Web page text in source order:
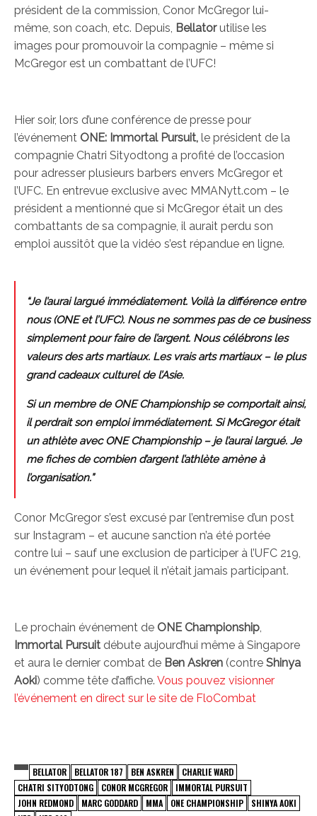
président de la commission, Conor McGregor lui-
même, son coach, etc. Depuis, Bellatorutilise les
images pour promouvoir la compagnie – même si
McGregor est un combattant de l’UFC!
Hier soir, lors d’une conférence de presse pour
l’événement ONE: Immortal Pursuit, le président de la
compagnie Chatri Sityodtong a profité de l’occasion
pour adresser plusieurs barbers envers McGregor et
l’UFC. En entrevue exclusive avec MMANytt.com – le
président a mentionné que si McGregor était un des
combattants de sa compagnie, il aurait perdu son
emploi aussitôt que la vidéo s’est répandue en ligne.
“Je l’aurai largué immédiatement. Voilà la différence entre
nous (ONE et l’UFC). Nous ne sommes pas de ce business
simplement pour faire de l’argent. Nous célébrons les
valeurs des arts martiaux. Les vrais arts martiaux – le plus
grand cadeaux culturel de l’Asie.
Si un membre de ONE Championship se comportait ainsi,
il perdrait son emploi immédiatement. Si McGregor était
un athlète avec ONE Championship – je l’aurai largué. Je
me fiches de combien d’argent l’athlète amène à
l’organisation.”
Conor McGregor s’est excusé par l’entremise d’un post
sur Instagram – et aucune sanction n’a été portée
contre lui – sauf une exclusion de participer à l’UFC 219,
un événement pour lequel il n’était jamais participant.
Le prochain événement de ONE Championship,
Immortal Pursuit débute aujourd’hui même à Singapore
et aura le dernier combat de Ben Askren (contre Shinya
Aoki) comme tête d’affiche. Vous pouvez visionner
l’événement en direct sur le site de FloCombat
BELLATOR BELLATOR 187 BEN ASKREN
CHARLIE WARD
CHATRI SITYODTONG
CONOR MCGREGOR
IMMORTAL PURSUIT
JOHN REDMOND
MARC GODDARD MMA ONE CHAMPIONSHIP
SHINYA AOKI